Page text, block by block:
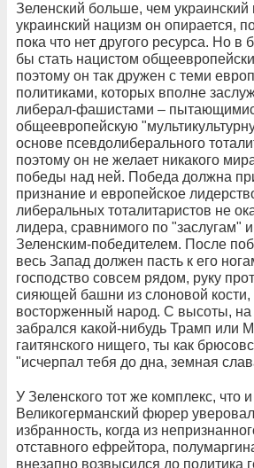
Зеленский больше, чем украинский
украинский нацизм он опирается,
пока что нет другого ресурса. Но в
бы стать нацистом
поэтому он так дружен с теми
политиками, которых вполне
либерал-фашистами –
общеевропейскую
основе псевдолиберального
поэтому он не желает никакого
победы над ней. Победа должна
признание и европейское
либеральных тоталитаристов не
лидера, сравнимого по "заслугам"
Зеленским-победителем. После
весь Запад должен пасть к его
господство совсем рядом, руку
сияющей башни из слоновой кости,
восторженный народ. С высоты, на
забрался какой-нибудь Трамп или
гаитянского нищего, ты как
"исчерпал тебя до дна, земная
У Зеленского тот же комплекс, что
Великогерманский фюрер
избранность, когда из
отставного ефрейтора,
внезапно возвысился до политика